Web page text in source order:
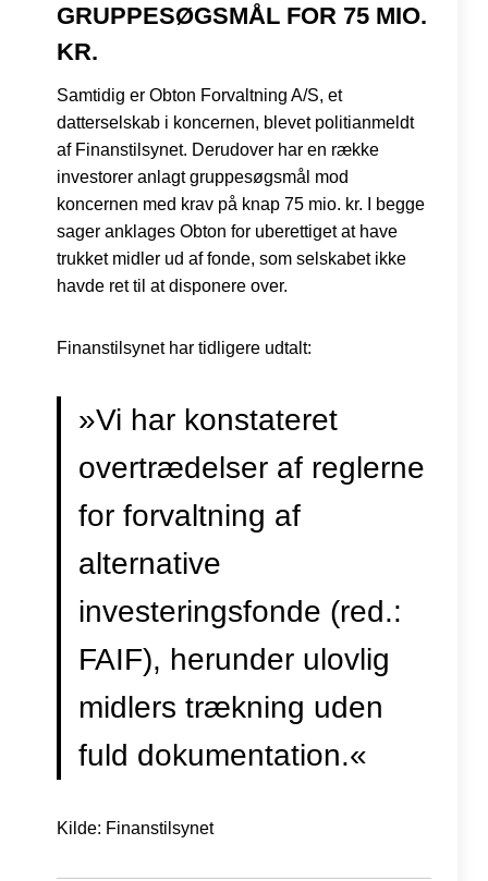
GRUPPESØGSMÅL FOR 75 MIO.
KR.
Samtidig er Obton Forvaltning A/S, et
datterselskab i koncernen, blevet politianmeldt
af Finanstilsynet. Derudover har en række
investorer anlagt gruppesøgsmål mod
koncernen med krav på knap 75 mio. kr. I begge
sager anklages Obton for uberettiget at have
trukket midler ud af fonde, som selskabet ikke
havde ret til at disponere over.
Finanstilsynet har tidligere udtalt:
»Vi har konstateret
overtrædelser af reglerne
for forvaltning af
alternative
investeringsfonde (red.:
FAIF), herunder ulovlig
midlers trækning uden
fuld dokumentation.«
Kilde: Finanstilsynet